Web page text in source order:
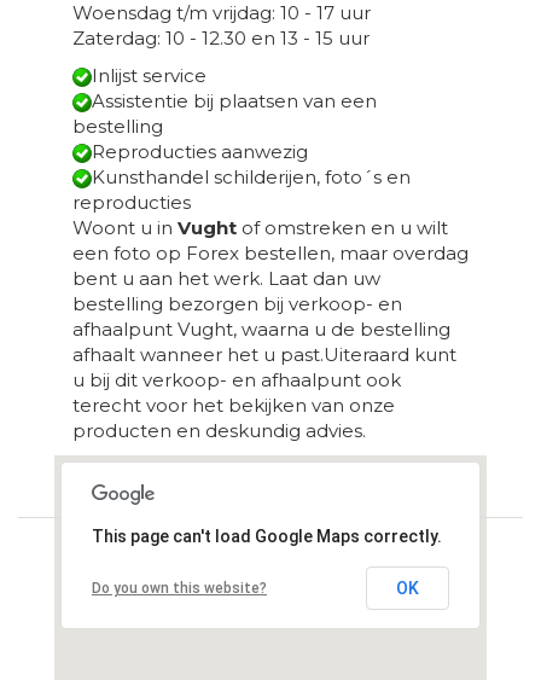
Woensdag t/m vrijdag: 10 - 17 uur
Zaterdag: 10 - 12.30 en 13 - 15 uur
Inlijst service
Assistentie bij plaatsen van een
bestelling
Reproducties aanwezig
Kunsthandel schilderijen, foto´s en
reproducties
Woont u in Vught of omstreken en u wilt
een foto op Forex bestellen, maar overdag
bent u aan het werk. Laat dan uw
bestelling bezorgen bij verkoop- en
afhaalpunt Vught, waarna u de bestelling
afhaalt wanneer het u past.Uiteraard kunt
u bij dit verkoop- en afhaalpunt ook
terecht voor het bekijken van onze
producten en deskundig advies.
Loading...
This page can't load Google Maps correctly.
Do you own this website? OK